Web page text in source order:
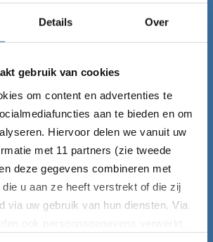
Details Over
gebruik van cookies
om content en advertenties te
aan te bieden en om
Hiervoor delen we vanuit uw
met 11 partners (zie tweede
deze gegevens combineren met
u aan ze heeft verstrekt of die zij
via uw gebruik van hun diensten. Via
in en ontvang de Laadgids
Bevestigen